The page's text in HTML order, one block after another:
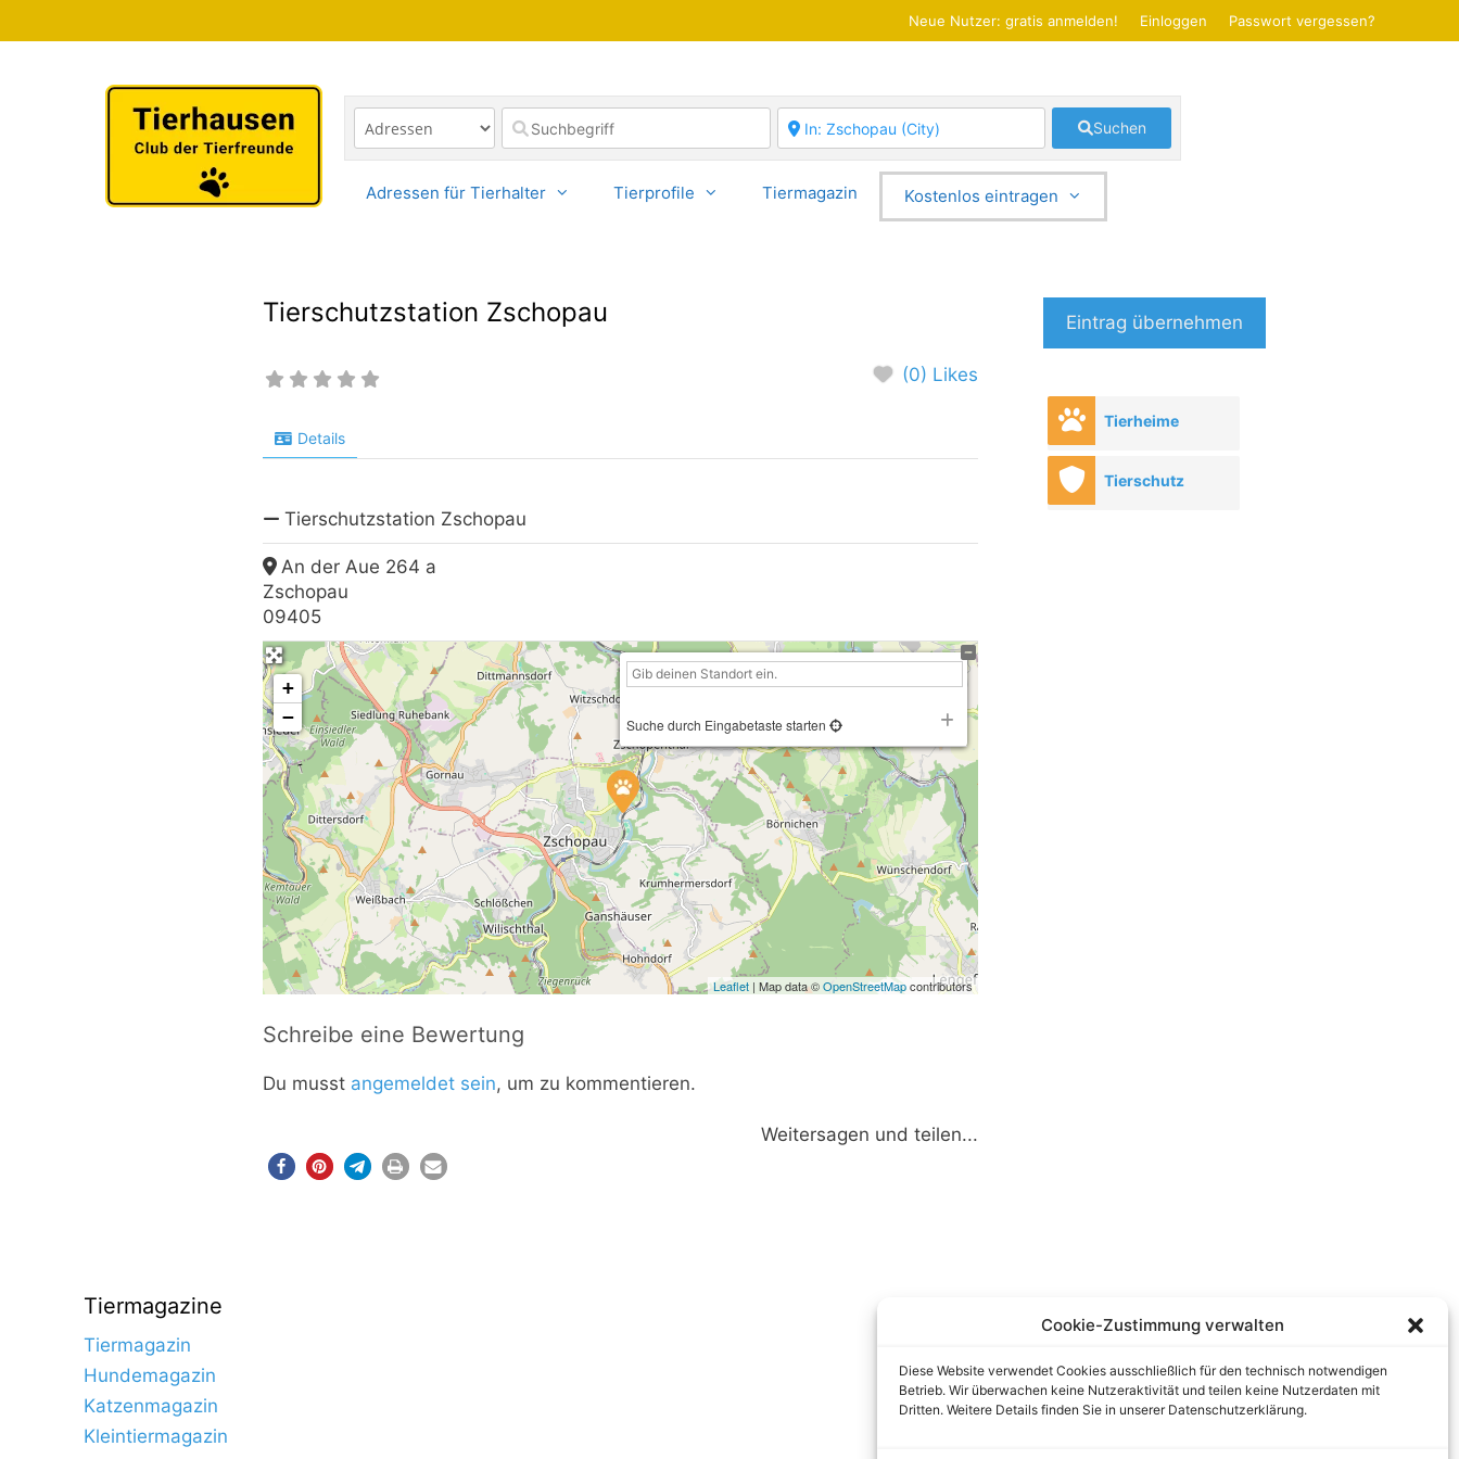
Cookie-Zustimmung verwalten
Diese Website verwendet Cookies ausschließlich für den technisch notwendigen
Betrieb. Wir überwachen keine Nutzeraktivität und teilen keine Nutzerdaten mit
Dritten. Weitere Details finden Sie in unserer Datenschutzerklärung.
Inhalt
Neue Nutzer: gratis anmelden! Einloggen Passwort vergessen?
Suchen
Adressen für Tierhalter Tierprofile Tiermagazin Kostenlos eintragen
Tierschutzstation Zschopau
(0) Likes
Details
Tierschutzstation Zschopau
An der Aue 264 a
Zschopau
09405
+
−
Suche durch Eingabetaste starten
Leaflet| Map data ©OpenStreetMapcontributors
Schreibe eine Bewertung
Du musst angemeldet sein, um zu kommentieren.
Weitersagen und teilen...
Eintrag übernehmen
Tierheime
Tierschutz
Tiermagazine
Tiermagazin
Hundemagazin
Katzenmagazin
Kleintiermagazin